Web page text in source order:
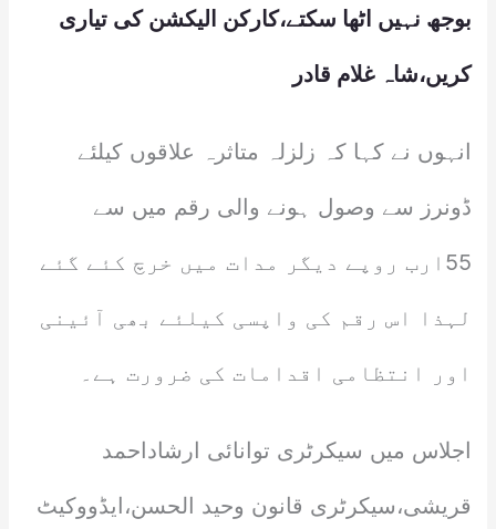
بوجھ نہیں اٹھا سکتے،کارکن الیکشن کی تیاری
کریں،شاہ غلام قادر
انہوں نے کہا کہ زلزلہ متاثرہ علاقوں کیلئے
ڈونرز سے وصول ہونے والی رقم میں سے
55ارب روپے دیگر مدات میں خرچ کئے گئے
لہذا اس رقم کی واپسی کیلئے بھی آئینی
اور انتظامی اقدامات کی ضرورت ہے۔
اجلاس میں سیکرٹری توانائی ارشاداحمد
قریشی،سیکرٹری قانون وحید الحسن،ایڈووکیٹ